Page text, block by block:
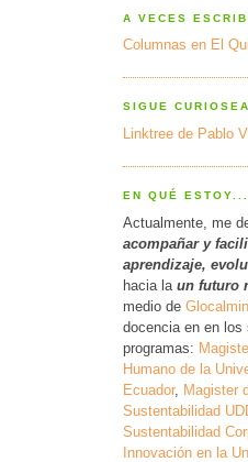
A VECES
Columnas en El
SIGUE
Linktree de Pablo
EN QUÉ ESTOY...
Actualmente, me
acompañar y
aprendizaje,
hacia la un futuro
medio de
docencia en en los
programas:
Humano de la
Ecuador, Magister
Sustentabilidad
Sustentabilidad
Innovación en la